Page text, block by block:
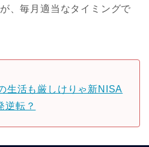
、毎月適当なタイミングで
生活も厳しけりゃ新NISA
逆転？